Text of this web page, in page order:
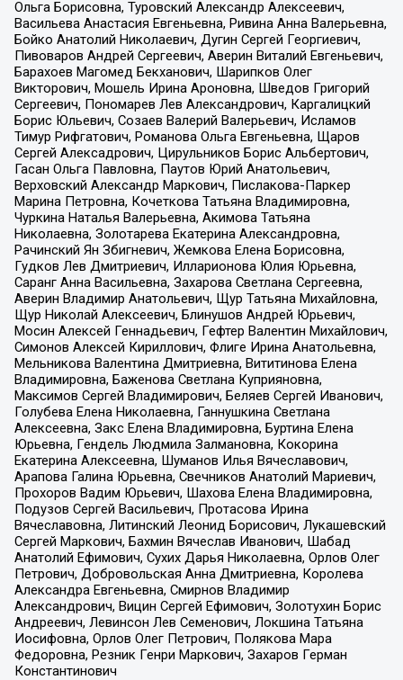
Ольга Борисовна, Туровский Александр Алексеевич,
Васильева Анастасия Евгеньевна, Ривина Анна Валерьевна,
Бойко Анатолий Николаевич, Дугин Сергей Георгиевич,
Пивоваров Андрей Сергеевич, Аверин Виталий Евгеньевич,
Барахоев Магомед Бекханович, Шарипков Олег
Викторович, Мошель Ирина Ароновна, Шведов Григорий
Сергеевич, Пономарев Лев Александрович, Каргалицкий
Борис Юльевич, Созаев Валерий Валерьевич, Исламов
Тимур Рифгатович, Романова Ольга Евгеньевна, Щаров
Сергей Алексадрович, Цирульников Борис Альбертович,
Гасан Ольга Павловна, Паутов Юрий Анатольевич,
Верховский Александр Маркович, Пислакова-Паркер
Марина Петровна, Кочеткова Татьяна Владимировна,
Чуркина Наталья Валерьевна, Акимова Татьяна
Николаевна, Золотарева Екатерина Александровна,
Рачинский Ян Збигневич, Жемкова Елена Борисовна,
Гудков Лев Дмитриевич, Илларионова Юлия Юрьевна,
Саранг Анна Васильевна, Захарова Светлана Сергеевна,
Аверин Владимир Анатольевич, Щур Татьяна Михайловна,
Щур Николай Алексеевич, Блинушов Андрей Юрьевич,
Мосин Алексей Геннадьевич, Гефтер Валентин Михайлович,
Симонов Алексей Кириллович, Флиге Ирина Анатольевна,
Мельникова Валентина Дмитриевна, Вититинова Елена
Владимировна, Баженова Светлана Куприяновна,
Максимов Сергей Владимирович, Беляев Сергей Иванович,
Голубева Елена Николаевна, Ганнушкина Светлана
Алексеевна, Закс Елена Владимировна, Буртина Елена
Юрьевна, Гендель Людмила Залмановна, Кокорина
Екатерина Алексеевна, Шуманов Илья Вячеславович,
Арапова Галина Юрьевна, Свечников Анатолий Мариевич,
Прохоров Вадим Юрьевич, Шахова Елена Владимировна,
Подузов Сергей Васильевич, Протасова Ирина
Вячеславовна, Литинский Леонид Борисович, Лукашевский
Сергей Маркович, Бахмин Вячеслав Иванович, Шабад
Анатолий Ефимович, Сухих Дарья Николаевна, Орлов Олег
Петрович, Добровольская Анна Дмитриевна, Королева
Александра Евгеньевна, Смирнов Владимир
Александрович, Вицин Сергей Ефимович, Золотухин Борис
Андреевич, Левинсон Лев Семенович, Локшина Татьяна
Иосифовна, Орлов Олег Петрович, Полякова Мара
Федоровна, Резник Генри Маркович, Захаров Герман
Константинович